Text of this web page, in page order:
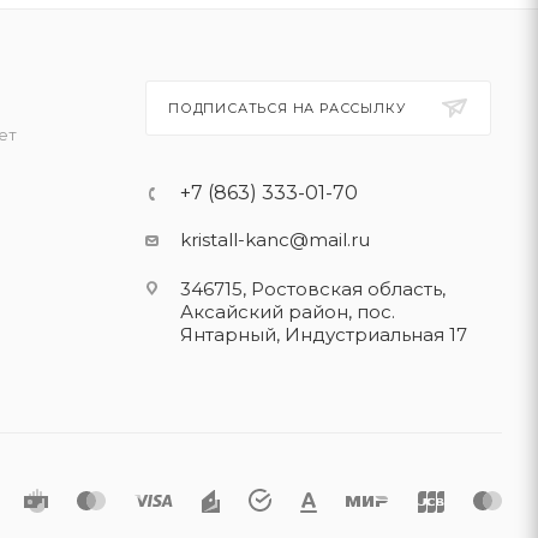
ПОДПИСАТЬСЯ НА РАССЫЛКУ
+7 (863) 333-01-70
kristall-kanc@mail.ru
346715, Ростовская область​,
Аксайский район, пос.
Янтарный, Индустриальная 17